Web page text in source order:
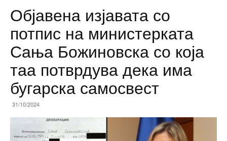
Објавена изјавата со
потпис на министерката
Сања Божиновска со која
таа потврдува дека има
бугарска самосвест
31/10/2024